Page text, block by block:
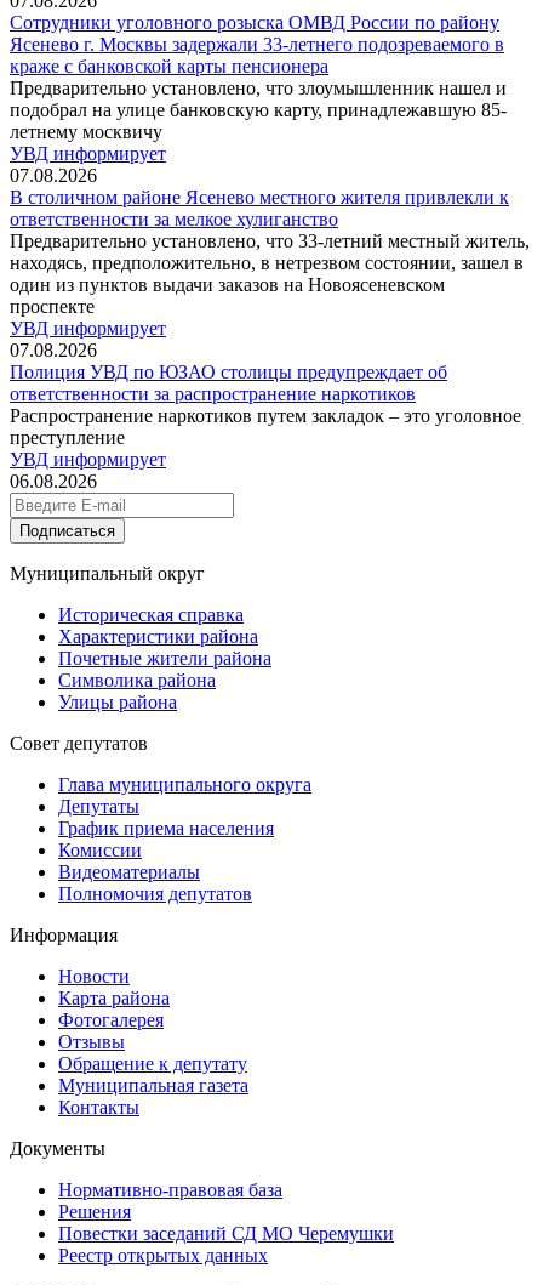
Сотрудники уголовного розыска ОМВД России по району
Ясенево г. Москвы задержали 33-летнего подозреваемого в
краже с банковской карты пенсионера
Предварительно установлено, что злоумышленник нашел и
подобрал на улице банковскую карту, принадлежавшую 85-
летнему москвичу
УВД информирует
07.08.2026
В столичном районе Ясенево местного жителя привлекли к
ответственности за мелкое хулиганство
Предварительно установлено, что 33-летний местный житель,
находясь, предположительно, в нетрезвом состоянии, зашел в
один из пунктов выдачи заказов на Новоясеневском
проспекте
УВД информирует
07.08.2026
Полиция УВД по ЮЗАО столицы предупреждает об
ответственности за распространение наркотиков
Распространение наркотиков путем закладок – это уголовное
преступление
УВД информирует
06.08.2026
Подписаться
Муниципальный округ
Историческая справка
Характеристики района
Почетные жители района
Символика района
Улицы района
Совет депутатов
Глава муниципального округа
Депутаты
График приема населения
Комиссии
Видеоматериалы
Полномочия депутатов
Информация
Новости
Карта района
Фотогалерея
Отзывы
Обращение к депутату
Муниципальная газета
Контакты
Документы
Нормативно-правовая база
Решения
Повестки заседаний СД МО Черемушки
Реестр открытых данных